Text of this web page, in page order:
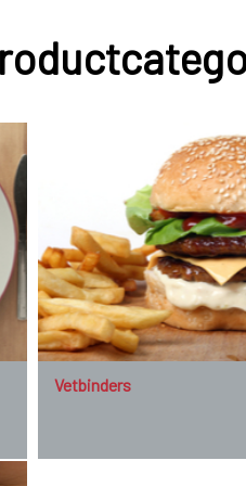
Als eenmaal
probleem na
(jojo-effect). Dit
plaats voor
gebruiken.
Vetbinders